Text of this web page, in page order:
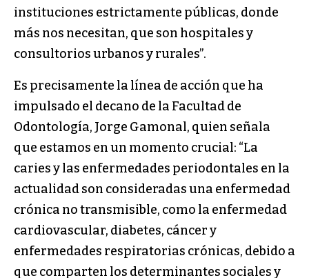
instituciones estrictamente públicas, donde
más nos necesitan, que son hospitales y
consultorios urbanos y rurales”.
Es precisamente la línea de acción que ha
impulsado el decano de la Facultad de
Odontología, Jorge Gamonal, quien señala
que estamos en un momento crucial: “La
caries y las enfermedades periodontales en la
actualidad son consideradas una enfermedad
crónica no transmisible, como la enfermedad
cardiovascular, diabetes, cáncer y
enfermedades respiratorias crónicas, debido a
que comparten los determinantes sociales y